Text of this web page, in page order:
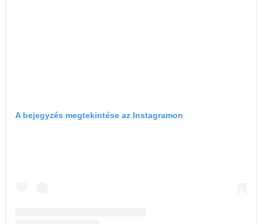
A bejegyzés megtekintése az Instagramon